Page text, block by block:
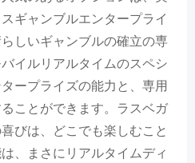
ギャンブルエンタープライ
しいギャンブルの確立の専
イルリアルタイムのスペシ
ープライズの能力と、専用
ことができます。ラスベガ
びは、どこでも楽しむこと
、まさにリアルタイムディ